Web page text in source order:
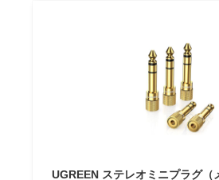
UGREEN ステレオミニプラグ